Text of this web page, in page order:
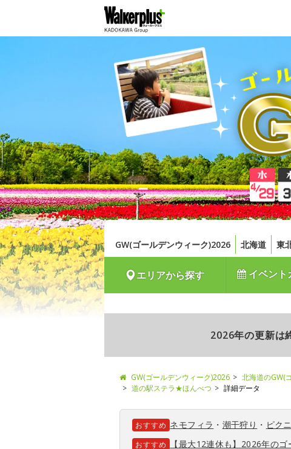
GW(ゴールデンウィーク)2026 北海道 東
エリアから探す イベント
2026年の更新は
GW(ゴールデンウィーク)2026 北海道のGW(
道の駅ステラ★ほんべつ
詳細データ
おすすめ ネモフィラ ・ 潮干狩り ・ ピク
おすすめ
【最大12連休も】2026年の